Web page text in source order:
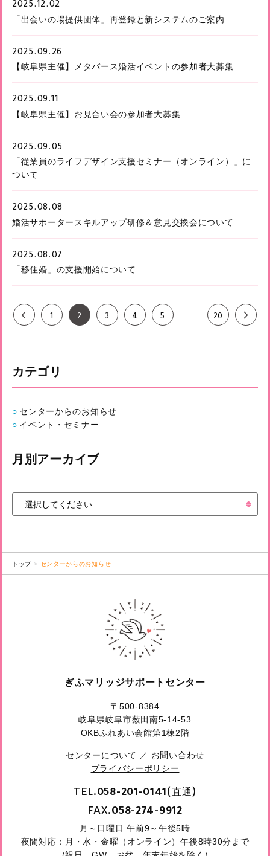
2025.12.02
「出会いの場提供団体」再登録と新システムのご案内
2025.09.26
【岐阜県主催】メタバース婚活イベントの参加者大募集
2025.09.11
【岐阜県主催】お見合い会の参加者大募集
2025.09.05
「従業員のライフデザイン支援セミナー（オンライン）」に
ついて
2025.08.08
婚活サポータースキルアップ研修＆意見交換会について
2025.08.07
「移住婚」の支援開始について
1 2 3 4 5 … 20
カテゴリ
センターからのお知らせ
イベント・セミナー
月別アーカイブ
トップ センターからのお知らせ
ぎふマリッジサポートセンター
〒500-8384
岐阜県岐阜市薮田南5-14-53
OKBふれあい会館第1棟2階
センターについて ／ お問い合わせ
プライバシーポリシー
TEL.058-201-0141(直通)
FAX.058-274-9912
月～日曜日 午前9～午後5時
夜間対応：月・水・金曜（オンライン）午後8時30分まで